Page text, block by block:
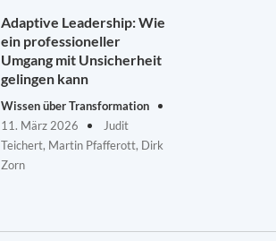
Adaptive Leadership: Wie
ein professioneller
Umgang mit Unsicherheit
gelingen kann
Wissen über Transformation
11. März 2026
Judit
Teichert, Martin Pfafferott, Dirk
Zorn